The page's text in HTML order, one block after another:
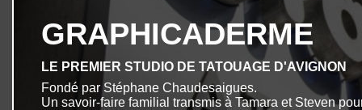
GRAPHICADERME
LE PREMIER STUDIO DE TATOUAGE D'AVIGNON
Fondé par Stéphane Chaudesaigues.
Un savoir-faire familial transmis à Tamara et Steven